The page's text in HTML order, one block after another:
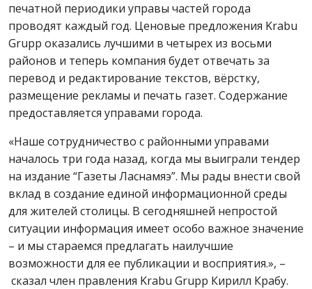
печатной периодики управы частей города
проводят каждый год. Ценовые предложения Krabu
Grupp оказались лучшими в четырех из восьми
районов и теперь компания будет отвечать за
перевод и редактирование текстов, вёрстку,
размещение рекламы и печать газет. Содержание
предоставляется управами города.
«Наше сотрудничество с районными управами
началось три года назад, когда мы выиграли тендер
на издание “Газеты Ласнамяэ”. Мы рады внести свой
вклад в создание единой информационной среды
для жителей столицы. В сегодняшней непростой
ситуации информация имеет особо важное значение
– и мы стараемся предлагать наилучшие
возможности для ее публикации и восприятия.», –
сказал член правления Krabu Grupp Кирилл Крабу.